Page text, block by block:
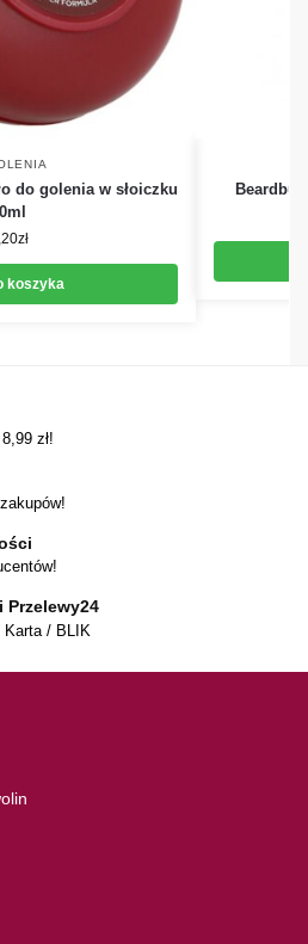
do golenia w słoiczku
zł
koszyka
zł!
Przelewy24
Karta / BLIK